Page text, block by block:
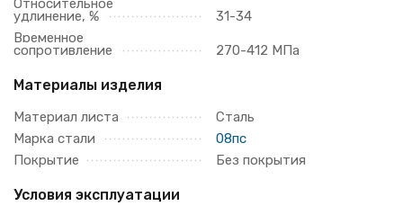
Относительное
удлинение, %
31-34
Временное
сопротивление 270-412 МПа
Материалы изделия
Материал листа
Сталь
Марка стали
08пс
Покрытие
Без покрытия
Условия эксплуатации